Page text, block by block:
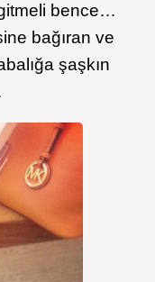
bence…
bağıran ve
şaşkın